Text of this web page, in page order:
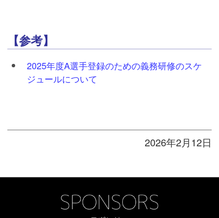
【参考】
2025年度A選手登録のための義務研修のスケ
ジュールについて
2026年2月12日